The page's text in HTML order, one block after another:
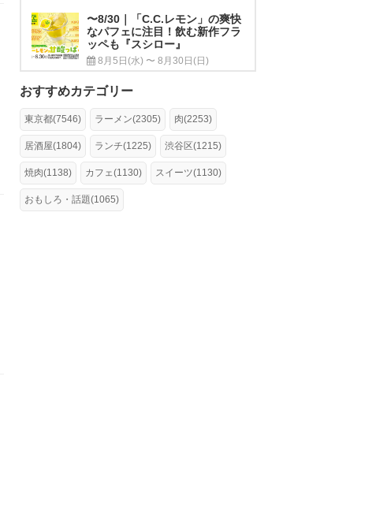
〜8/30｜「C.C.レモン」の爽快
なパフェに注目！飲む新作フラ
ッペも『スシロー』
8月5日(水) 〜 8月30日(日)
おすすめカテゴリー
東京都(7546) ラーメン(2305) 肉(2253)
居酒屋(1804) ランチ(1225) 渋谷区(1215)
焼肉(1138) カフェ(1130) スイーツ(1130)
おもしろ・話題(1065)